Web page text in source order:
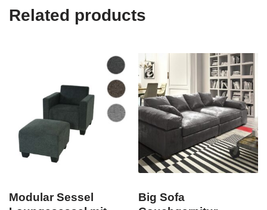
Related products
Modular Sessel
Big Sofa